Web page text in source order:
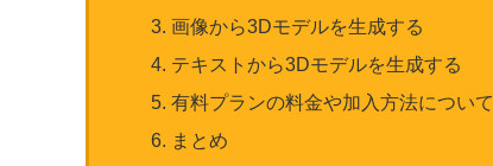
画像から3Dモデルを生成する
テキストから3Dモデルを生成する
有料プランの料金や加入方法について
まとめ